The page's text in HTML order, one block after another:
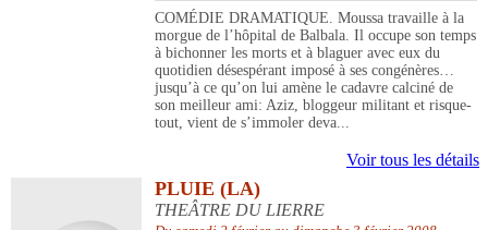
COMÉDIE DRAMATIQUE. Moussa travaille à la
morgue de l’hôpital de Balbala. Il occupe son temps
à bichonner les morts et à blaguer avec eux du
quotidien désespérant imposé à ses congénères…
jusqu’à ce qu’on lui amène le cadavre calciné de
son meilleur ami: Aziz, bloggeur militant et risque-
tout, vient de s’immoler deva...
Voir tous les détails
PLUIE (LA)
THEÂTRE DU LIERRE